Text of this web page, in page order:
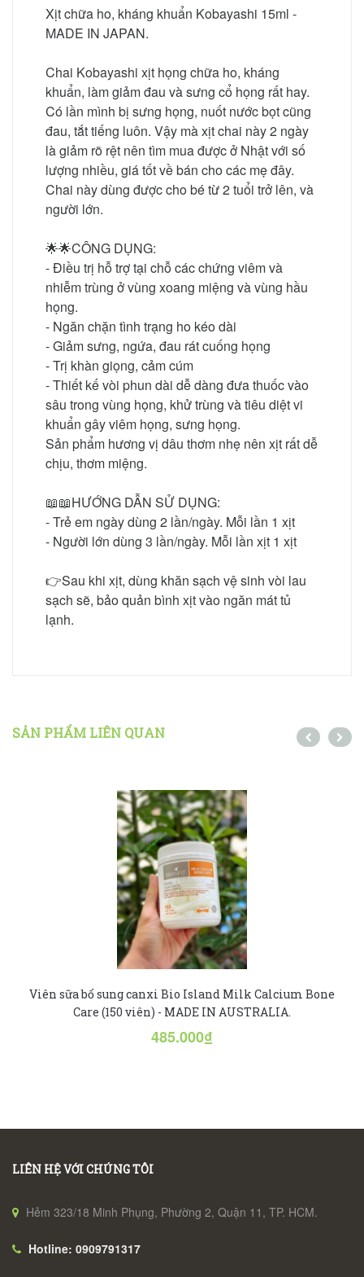
Xịt chữa ho, kháng khuẩn Kobayashi 15ml -
MADE IN JAPAN.
Chai Kobayashi xịt họng chữa ho, kháng
khuẩn, làm giảm đau và sưng cổ họng rất hay.
Có lần mình bị sưng họng, nuốt nước bọt cũng
đau, tắt tiếng luôn. Vậy mà xịt chai này 2 ngày
là giảm rõ rệt nên tìm mua được ở Nhật với số
lượng nhiều, giá tốt về bán cho các mẹ đây.
Chai này dùng được cho bé từ 2 tuổi trở lên, và
người lớn.
🌟🌟CÔNG DỤNG:
- Điều trị hỗ trợ tại chỗ các chứng viêm và
nhiễm trùng ở vùng xoang miệng và vùng hầu
họng.
- Ngăn chặn tình trạng ho kéo dài
- Giảm sưng, ngứa, đau rát cuống họng
- Trị khàn giọng, cảm cúm
- Thiết kế vòi phun dài dễ dàng đưa thuốc vào
sâu trong vùng họng, khử trùng và tiêu diệt vi
khuẩn gây viêm họng, sưng họng.
Sản phẩm hương vị dâu thơm nhẹ nên xịt rất dễ
chịu, thơm miệng.
📖📖HƯỚNG DẪN SỬ DỤNG:
- Trẻ em ngày dùng 2 lần/ngày. Mỗi lần 1 xịt
- Người lớn dùng 3 lần/ngày. Mỗi lần xịt 1 xịt
👉Sau khi xịt, dùng khăn sạch vệ sinh vòi lau
sạch sẽ, bảo quản bình xịt vào ngăn mát tủ
lạnh.
SẢN PHẨM LIÊN QUAN
Viên sữa bổ sung canxi Bio Island Milk Calcium Bone
Care (150 viên) - MADE IN AUSTRALIA.
485.000₫
LIÊN HỆ VỚI CHÚNG TÔI
Hẻm 323/18 Minh Phụng, Phường 2, Quận 11, TP. HCM.
Hotline: 0909791317